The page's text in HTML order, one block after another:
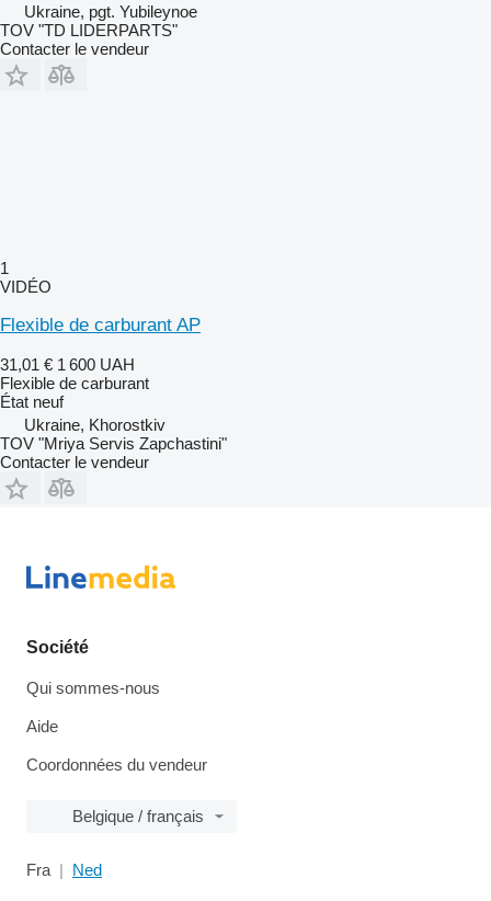
Ukraine, pgt. Yubileynoe
TOV "TD LIDERPARTS"
Contacter le vendeur
1
VIDÉO
Flexible de carburant AP
31,01 € 1 600 UAH
Flexible de carburant
État neuf
Ukraine, Khorostkiv
TOV "Mriya Servis Zapchastini"
Contacter le vendeur
Société
Qui sommes-nous
Aide
Coordonnées du vendeur
Belgique / français
Fra Ned